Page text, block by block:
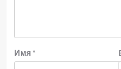
Имя *